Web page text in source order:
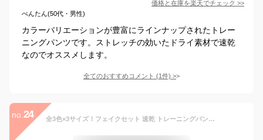
価格と在庫を楽天でチェック >>
べんたん(50代・男性)
カラーバリエーションが豊富にラインナップされたトレー
ニングパンツです。ストレッチの効いたドライ素材で速乾
なのでオススメします。
全てのおすすめコメント (1件) >
no. 24 全3色×3サイズ！フェイクセット 速乾 トレーニングパンツ ヨガパンツ レギンス ヨガ用 トレーニング レギパン スパッツ 九分丈 タイト スポーツ ボトムス 美脚 脚長 細身 痩せ見え 春夏 送料無料